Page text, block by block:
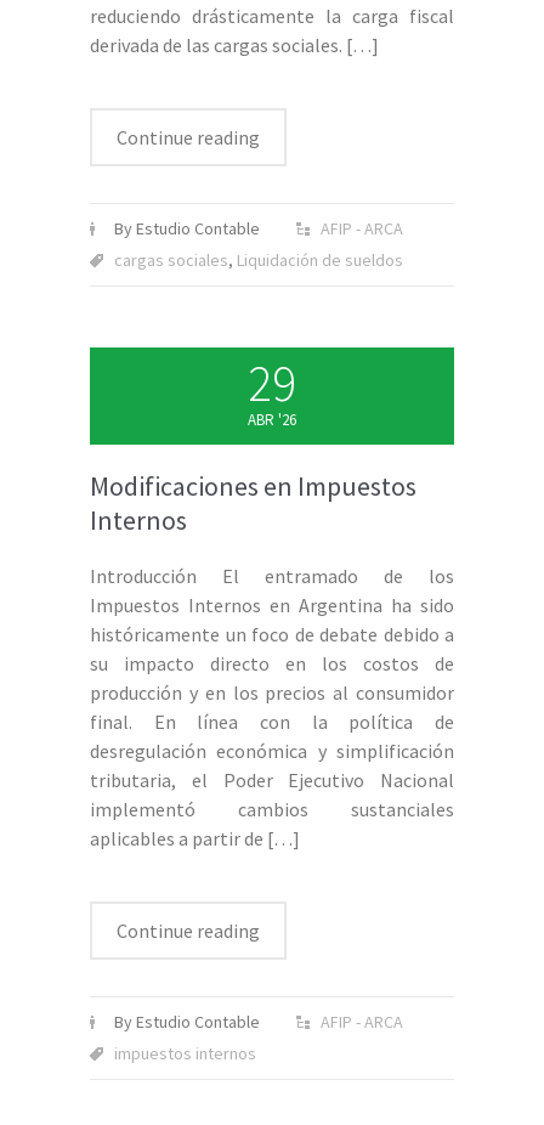
reduciendo drásticamente la carga fiscal
derivada de las cargas sociales. […]
Continue reading
By Estudio Contable
AFIP - ARCA
cargas sociales, Liquidación de sueldos
29
ABR '26
Modificaciones en Impuestos
Internos
Introducción El entramado de los
Impuestos Internos en Argentina ha sido
históricamente un foco de debate debido a
su impacto directo en los costos de
producción y en los precios al consumidor
final. En línea con la política de
desregulación económica y simplificación
tributaria, el Poder Ejecutivo Nacional
implementó cambios sustanciales
aplicables a partir de […]
Continue reading
By Estudio Contable
AFIP - ARCA
impuestos internos